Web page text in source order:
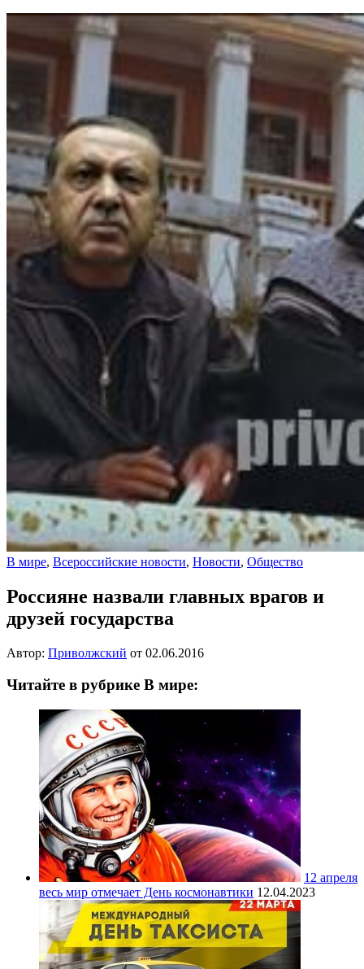
В мире, Всероссийские новости, Новости, Общество
Россияне назвали главных врагов и
друзей государства
Автор: Приволжский от 02.06.2016
Читайте в рубрике В мире:
12 апреля
весь мир отмечает День космонавтики 12.04.2023